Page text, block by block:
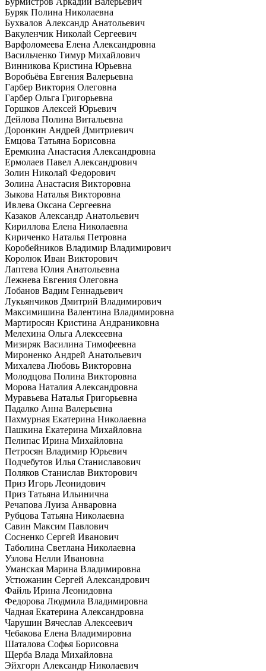
Буряк Полина Николаевна
Бухвалов Александр Анатольевич
Вакуленчик Николай Сергеевич
Варфоломеева Елена Александровна
Васильченко Тимур Михайлович
Винникова Кристина Юрьевна
Воробьёва Евгения Валерьевна
Гарбер Виктория Олеговна
Гарбер Ольга Григорьевна
Горшков Алексей Юрьевич
Дейлова Полина Витальевна
Доронкин Андрей Дмитриевич
Емцова Татьяна Борисовна
Еремкина Анастасия Александровна
Ермолаев Павел Александрович
Золин Николай Федорович
Золина Анастасия Викторовна
Зыкова Наталья Викторовна
Ивлева Оксана Сергеевна
Казаков Александр Анатольевич
Кириллова Елена Николаевна
Кириченко Наталья Петровна
Коробейников Владимир Владимирович
Королюк Иван Викторович
Лаптева Юлия Анатольевна
Лежнева Евгения Олеговна
Лобанов Вадим Геннадьевич
Лукьянчиков Дмитрий Владимирович
Максимишина Валентина Владимировна
Мартиросян Кристина Андраниковна
Мелехина Ольга Алексеевна
Мизиряк Василина Тимофеевна
Мироненко Андрей Анатольевич
Михалева Любовь Викторовна
Молодцова Полина Викторовна
Морова Наталия Александровна
Муравьева Наталья Григорьевна
Падалко Анна Валерьевна
Пахмурная Екатерина Николаевна
Пашкина Екатерина Михайловна
Пелипас Ирина Михайловна
Петросян Владимир Юрьевич
Подчебутов Илья Станиславович
Поляков Станислав Викторович
Приз Игорь Леонидович
Приз Татьяна Ильинична
Речапова Луиза Анваровна
Рубцова Татьяна Николаевна
Савин Максим Павлович
Сосненко Сергей Иванович
Таболина Светлана Николаевна
Узлова Нелли Ивановна
Уманская Марина Владимировна
Устюжанин Сергей Александрович
Файль Ирина Леонидовна
Федорова Людмила Владимировна
Чадная Екатерина Александровна
Чарушин Вячеслав Алексеевич
Чебакова Елена Владимировна
Шаталова Софья Борисовна
Щерба Влада Михайловна
Эйхгорн Александр Николаевич